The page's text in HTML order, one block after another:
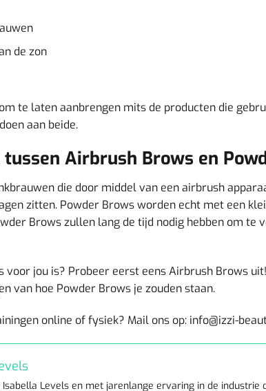
de zon
te laten aanbrengen mits de producten die
aan beide.
Airbrush Brows en
die door middel van een airbrush
zitten. Powder Brows worden echt met een
Brows zullen lang de tijd nodig hebben om te
jou is? Probeer eerst eens Airbrush Brows
van hoe Powder Brows je zouden staan.
online of fysiek? Mail ons op: info@izzi-
Isabella Levels en met jarenlange ervaring in de